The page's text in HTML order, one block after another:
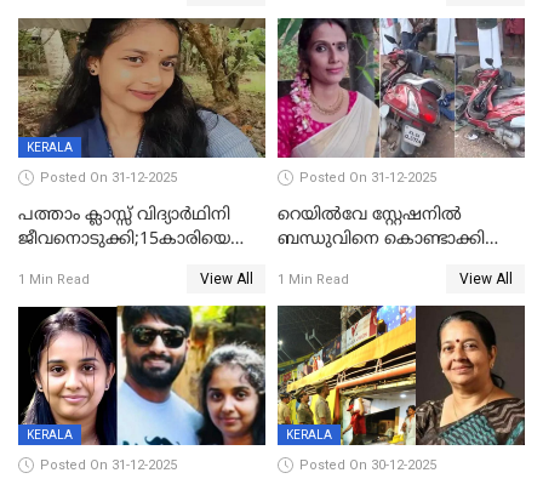
KERALA
Posted On 31-12-2025
പത്താം ക്ലാസ്സ് വിദ്യാര്‍ഥിനി
ജീവനൊടുക്കി;15കാരിയെ
കിടപ്പുമുറിയില്‍ തൂങ്ങി മരിച്ച
നിലയിൽ
1 Min Read View All
Posted On 31-12-2025
റെയിൽവേ സ്റ്റേഷനിൽ
ബന്ധുവിനെ കൊണ്ടാക്കി
ലോറി സ്കൂട്ടറിൽ ഇടിച്ചു :
യുവതിക്ക് ദാരുണാന്ത്യം
1 Min Read View All
KERALA
Posted On 31-12-2025
KERALA
Posted On 30-12-2025